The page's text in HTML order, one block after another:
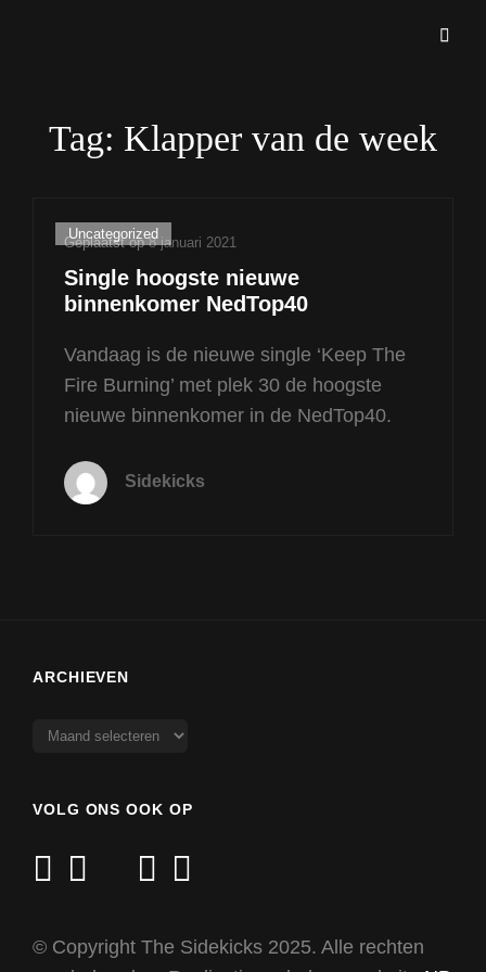
Tag: Klapper van de week
CatUncategorized
Geplaatst op8 januari 2021
Single hoogste nieuwe
binnenkomer NedTop40
Vandaag is de nieuwe single ‘Keep The
Fire Burning’ met plek 30 de hoogste
nieuwe binnenkomer in de NedTop40.
Sidekicks
ARCHIEVEN
Archieven
VOLG ONS OOK OP
facebook
twitter
mail youtube
© Copyright The Sidekicks 2025. Alle rechten